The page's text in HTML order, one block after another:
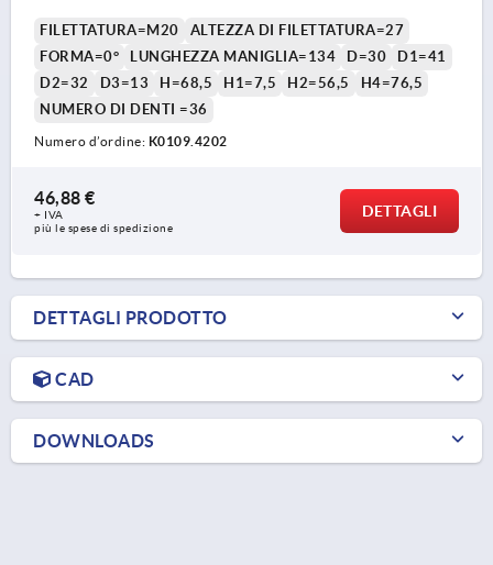
FILETTATURA=M20
ALTEZZA DI FILETTATURA=27
FORMA=0°
LUNGHEZZA MANIGLIA=134 D=30
D1=41
D2=32
D3=13 H=68,5 H1=7,5 H2=56,5
H4=76,5
NUMERO DI DENTI =36
Numero d’ordine: K0109.4202
46,88 €
+ IVA
più le spese di spedizione
DETTAGLI
DETTAGLI PRODOTTO
CAD
DOWNLOADS